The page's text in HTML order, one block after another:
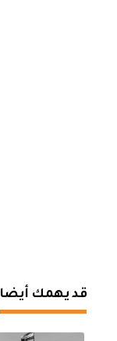
قد يهمك أيضا